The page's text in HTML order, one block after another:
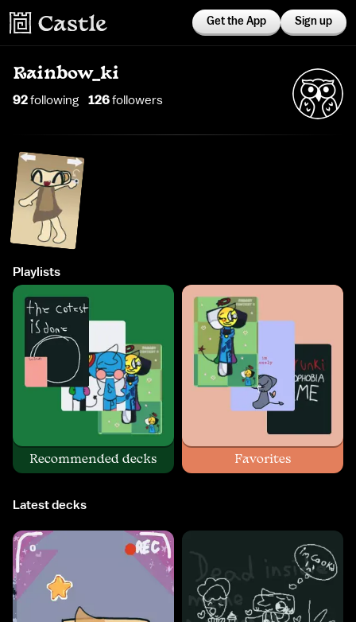
Get the App Sign up
Rainbow_ki
92following 126followers
Playlists
Recommended decks Favorites
Latest decks